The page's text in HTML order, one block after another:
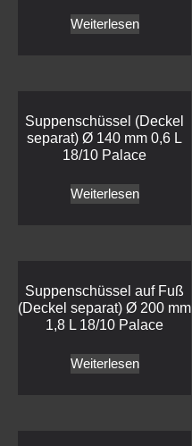
Weiterlesen
Suppenschüssel (Deckel
separat) Ø 140 mm 0,6 L
18/10 Palace
Weiterlesen
Suppenschüssel auf Fuß
(Deckel separat) Ø 200 mm
1,8 L 18/10 Palace
Weiterlesen